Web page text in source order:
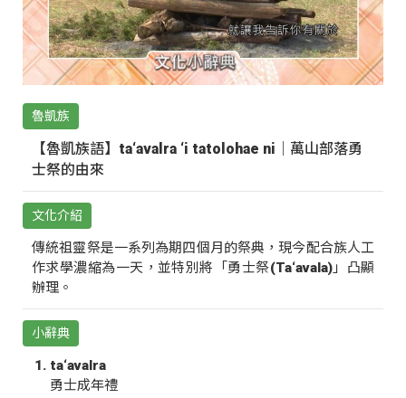
魯凱族
【魯凱族語】ta‘avalra ‘i tatolohae ni｜萬山部落勇
士祭的由來
文化介紹
傳統祖靈祭是一系列為期四個月的祭典，現今配合族人工
作求學濃縮為一天，並特別將「勇士祭(Ta‘avala)」凸顯
辦理。
小辭典
ta‘avalra
勇士成年禮